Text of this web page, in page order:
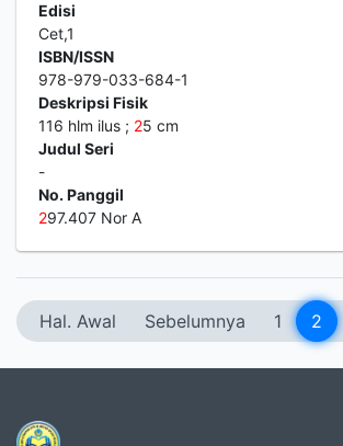
Edisi
Cet,1
ISBN/ISSN
978-979-033-684-1
Deskripsi Fisik
116 hlm ilus ; 25 cm
Judul Seri
-
No. Panggil
297.407 Nor A
Hal. Awal Sebelumnya 1 2